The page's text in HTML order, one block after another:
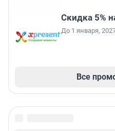
Скидка 5%
До 1 января,
Все